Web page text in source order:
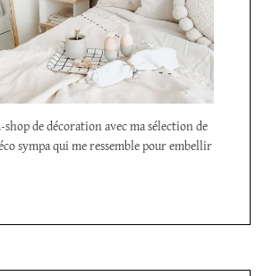
shop de décoration avec ma sélection de
sympa qui me ressemble pour embellir